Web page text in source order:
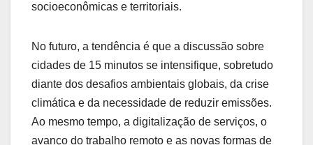
socioeconômicas e territoriais.
No futuro, a tendência é que a discussão sobre
cidades de 15 minutos se intensifique, sobretudo
diante dos desafios ambientais globais, da crise
climática e da necessidade de reduzir emissões.
Ao mesmo tempo, a digitalização de serviços, o
avanço do trabalho remoto e as novas formas de